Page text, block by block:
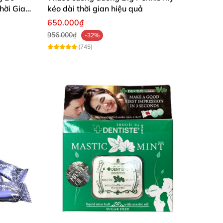
thỏa mãn bạn tình, xua tan nỗi lo sinh
tìm lại niềm vui quan hệ tình dục. Quý
Gian
kéo dài thời gian hiệu quả
650.000₫
956.000₫
-32%
(745)